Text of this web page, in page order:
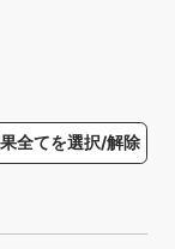
全てを選択/解除